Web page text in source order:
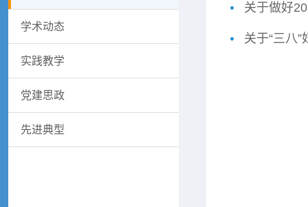
学术动态
实践教学
党建思政
先进典型
关于做好
关于“三八